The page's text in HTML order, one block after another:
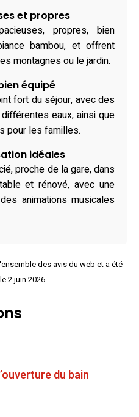
et propres
propres, bien
bambou, et offrent
montagnes ou le jardin.
équipé
fort du séjour, avec des
eaux, ainsi que
pour les familles.
idéales
proche de la gare, dans
et rénové, avec une
animations musicales
des avis du web et a été
2 juin 2026
du bain